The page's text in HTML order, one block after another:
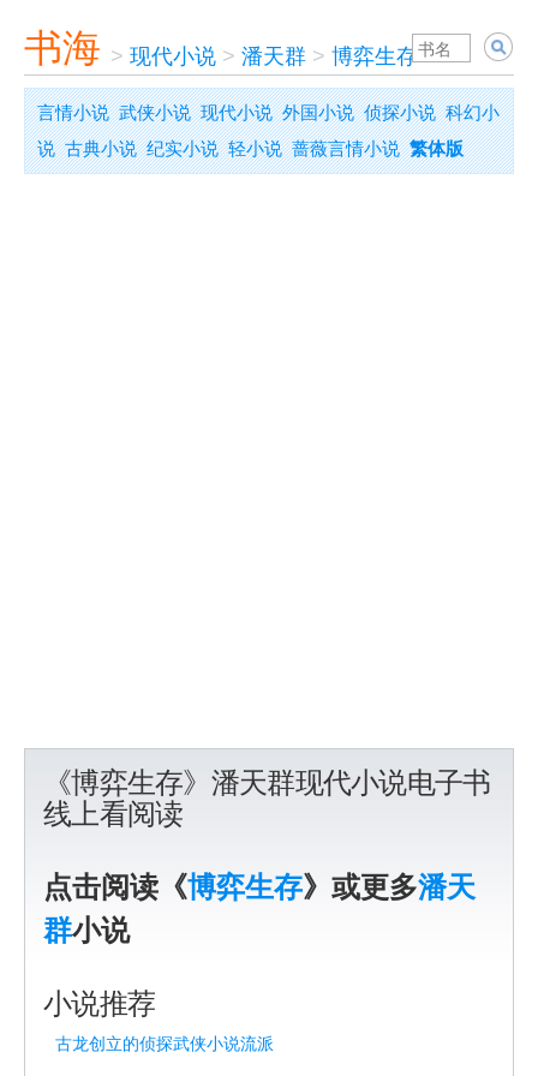
书海 > 现代小说 > 潘天群 > 博弈生存
言情小说 武侠小说 现代小说 外国小说 侦探小说 科幻小
说 古典小说 纪实小说 轻小说 蔷薇言情小说 繁体版
《博弈生存》潘天群现代小说电子书
线上看阅读
点击阅读《博弈生存》或更多潘天
群小说
小说推荐
古龙创立的侦探武侠小说流派